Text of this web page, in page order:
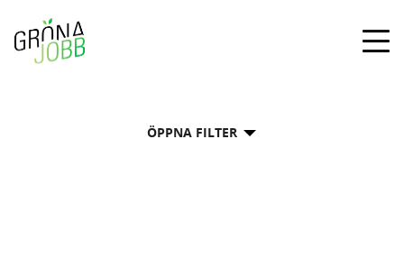
ÖPPNA FILTER